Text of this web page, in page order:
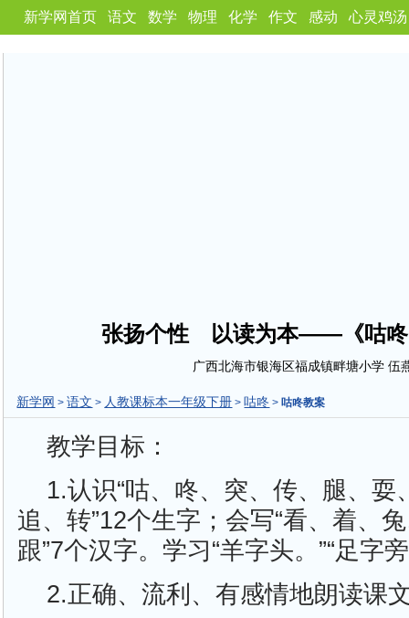
新学网首页 语文 数学 物理 化学 作文 感动 心灵鸡汤
张扬个性 以读为本——《咕咚
广西北海市银海区福成镇畔塘小学 伍
新学网 >语文 > 人教课标本一年级下册 >咕咚 >咕咚教案
教学目标：
1.认识“咕、咚、突、传、腿、耍
追、转”12个生字；会写“看、着、
跟”7个汉字。学习“羊字头。”“足字
2.正确、流利、有感情地朗读课